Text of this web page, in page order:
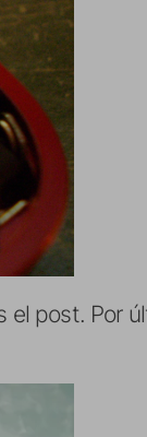
post. Por